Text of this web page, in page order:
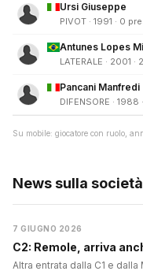
Ursi Giuseppe
PIVOT · 1991 · 0
Antunes Lopes
LATERALE · 2001 ·
Pancani Manfredi
DIFENSORE · 1988
Su mobile: giocatore con ruolo,
News sulla società
7 GIUGNO 2026
C2: Remole, arriva
Altra entrata dalla C1 e